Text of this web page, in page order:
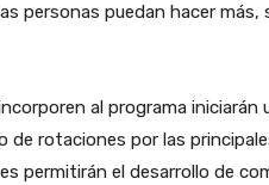
personas puedan hacer más,
al programa iniciarán
de rotaciones por las
permitirán el desarrollo de